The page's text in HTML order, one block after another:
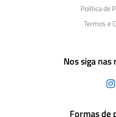
Política de
Termos e
Nos siga nas
Formas de